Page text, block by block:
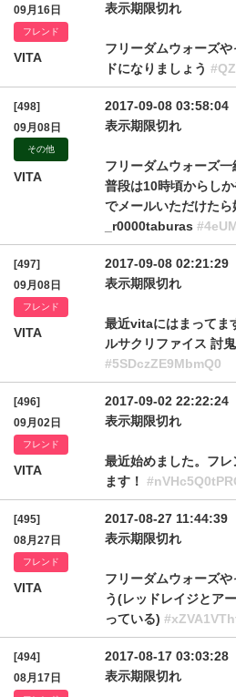
09月16日
フレンド
VITA
表示期限切れ
フリーダムウォーズ
ドになりましょう
[498]
09月08日
その他
VITA
2017-09-08 03:58:04
表示期限切れ
フリーダムウォーズ
普段は10時頃からし
でメールいただけた
_r0000taburas
[497]
09月08日
フレンド
VITA
2017-09-08 02:21:29
表示期限切れ
最近vitaにはまってま
ルサクリファイス 討
#5SDczZE9MbmQ0
[496]
09月02日
フレンド
VITA
2017-09-02 22:22:24
表示期限切れ
最近始めました。フ
ます！
[495]
08月27日
フレンド
VITA
2017-08-27 11:44:39
表示期限切れ
フリーダムウォーズ
う(レッドレイジとア
っている)
[494]
08月17日
2017-08-17 03:03:28
表示期限切れ